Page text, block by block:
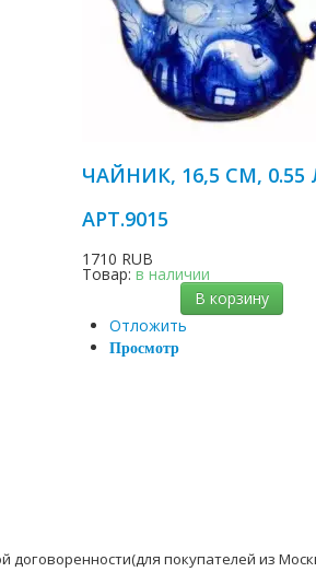
ЧАЙНИК, 16,5 СМ, 0.55
АРТ.9015
1710 RUB
Товар: в наличии
В корзину
Отложить
Просмотр
договоренности(для покупателей из